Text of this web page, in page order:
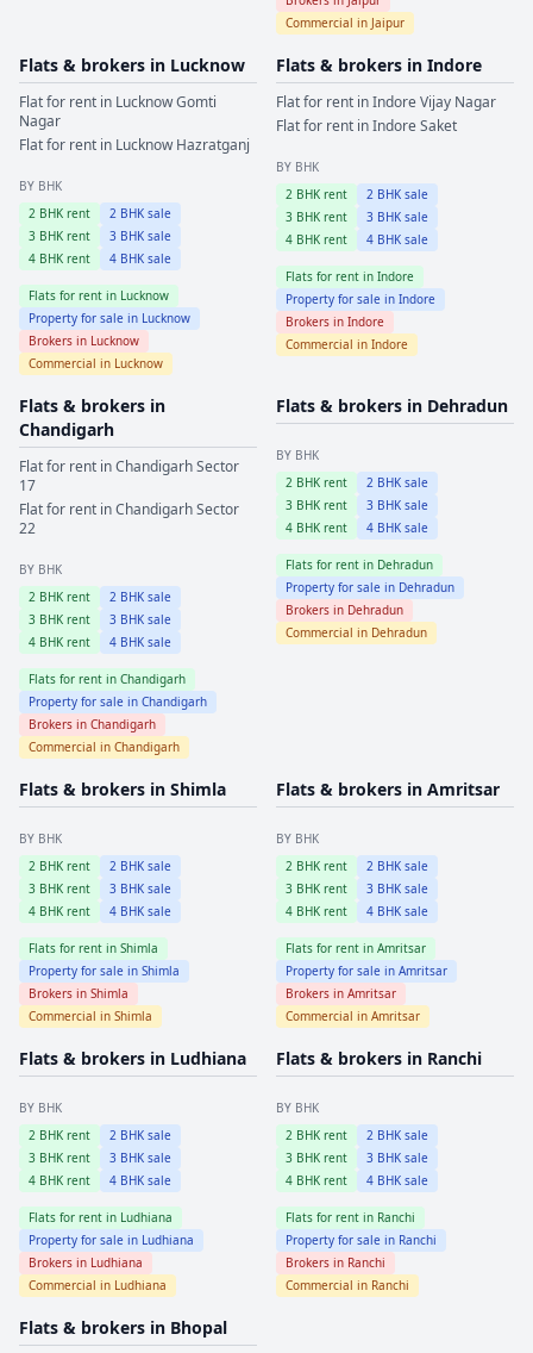
Commercial in Jaipur
Flats & brokers in Lucknow
Flat for rent in LucknowGomti
Nagar
Flat for rent in Lucknow Hazratganj
BY BHK
2 BHK rent 2 BHK sale
3 BHK rent 3 BHK sale
4 BHK rent 4 BHK sale
Flats for rent in Lucknow
Property for sale in Lucknow
Brokers in Lucknow
Commercial in Lucknow
Flats & brokers in Indore
Flat for rent inIndoreVijay Nagar
Flat for rent inIndoreSaket
BY BHK
2 BHK rent 2 BHK sale
3 BHK rent 3 BHK sale
4 BHK rent 4 BHK sale
Flats for rent in Indore
Property for sale in Indore
Brokers in Indore
Commercial in Indore
Flats & brokers in
Chandigarh
Flat for rent inChandigarhSector
17
Flat for rent inChandigarhSector
22
BY BHK
2 BHK rent 2 BHK sale
3 BHK rent 3 BHK sale
4 BHK rent 4 BHK sale
Flats for rent in Chandigarh
Property for sale in Chandigarh
Brokers in Chandigarh
Commercial in Chandigarh
Flats & brokers in Dehradun
BY BHK
2 BHK rent 2 BHK sale
3 BHK rent 3 BHK sale
4 BHK rent 4 BHK sale
Flats for rent in Dehradun
Property for sale in Dehradun
Brokers in Dehradun
Commercial in Dehradun
Flats & brokers in Shimla
BY BHK
2 BHK rent 2 BHK sale
3 BHK rent 3 BHK sale
4 BHK rent 4 BHK sale
Flats for rent in Shimla
Property for sale in Shimla
Brokers in Shimla
Commercial in Shimla
Flats & brokers in Amritsar
BY BHK
2 BHK rent 2 BHK sale
3 BHK rent 3 BHK sale
4 BHK rent 4 BHK sale
Flats for rent in Amritsar
Property for sale in Amritsar
Brokers in Amritsar
Commercial in Amritsar
Flats & brokers in Ludhiana
BY BHK
2 BHK rent 2 BHK sale
3 BHK rent 3 BHK sale
4 BHK rent 4 BHK sale
Flats for rent in Ludhiana
Property for sale in Ludhiana
Brokers in Ludhiana
Commercial in Ludhiana
Flats & brokers in Ranchi
BY BHK
2 BHK rent 2 BHK sale
3 BHK rent 3 BHK sale
4 BHK rent 4 BHK sale
Flats for rent in Ranchi
Property for sale in Ranchi
Brokers in Ranchi
Commercial in Ranchi
Flats & brokers in Bhopal